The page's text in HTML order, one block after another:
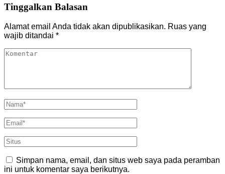
Tinggalkan Balasan
Alamat email Anda tidak akan dipublikasikan. Ruas yang
wajib ditandai *
Simpan nama, email, dan situs web saya pada peramban
ini untuk komentar saya berikutnya.